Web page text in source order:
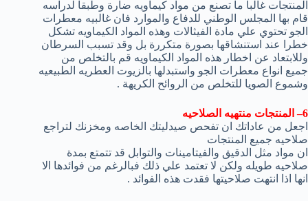
المنتجات غالبا ما تصنع من مواد كيماويه ضارة وطبقا لدراسه
قام بها المجلس الوطني للدفاع والموارد فان غالبيه معطرات
الجو تحتوي علي مادة الفيثالات وهذه المواد الكيماويه تشكل
خطرا عند استنشاقها بصورة متكررة بل وقد تسبب السرطان
وللابتعاد عن اخطار هذه المواد الكيماويه قم بالتخلص من
جميع انواع معطرات الجو واستبدلها بالزيوت العطريه الطبيعيه
وشموع الصويا للتخلص من الروائح الكريهة .
6– المنتجات منتهيه الصلاحيه
اجعل من عاداتك ان تفحص صيدليتك الخاصه ومخزنك لتراجع
صلاحيه جميع المنتجات
ان مواد مثل الدقيق والفيتامينات والتوابل قد تتمتع بمدة
صلاحيه طويله ولكن لا تعتمد علي ذلك فبالرغم من فوائدها الا
انها اذا انتهت صلاحيتها فقدت هذه الفوائد .